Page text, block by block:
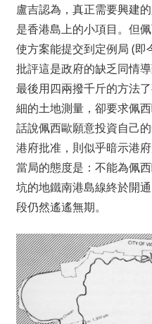
盧吉認為，真正需要興建
是香港島上的小項目。但
使方案能提交到定例局 (即
批評這是政府的缺乏同情
最後用四兩撥千斤的方法
細的土地測量，卻要求佩
話說佩西歐願意投資自己
港府批准，則似乎暗示港
當局的態度是：不能為佩
坑的地鐵南港島線終於開
段仍然遙遙無期。